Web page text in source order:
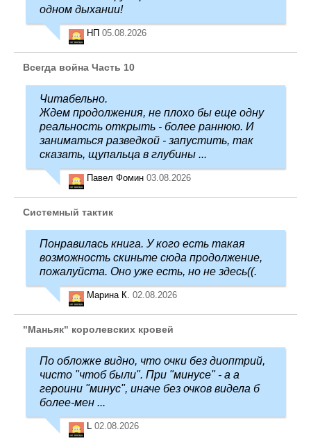
одном дыхании!
НП 05.08.2026
Всегда война Часть 10
Читабельно.
Ждем продолжения, не плохо бы еще одну
реальность открыть - более раннюю. И
заниматься разведкой - запустить, так
сказать, щупальца в глубины ...
Павел Фомин 03.08.2026
Системный тактик
Понравилась книга. У кого есть такая
возможность скиньте сюда продолжение,
пожалуйста. Оно уже есть, но не здесь((.
Марина К. 02.08.2026
"Маньяк" королевских кровей
По обложке видно, что очки без диоптрий,
чисто "чтоб были". При "минусе" - а а
героини "минус", иначе без очков видела б
более-мен ...
L 02.08.2026